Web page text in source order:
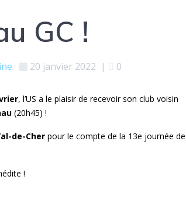
GC !
20 janvier 2022 | 0
, l’US a le plaisir de recevoir son club voisin
(20h45) !
de-Cher pour le compte de la 13e journée de
!